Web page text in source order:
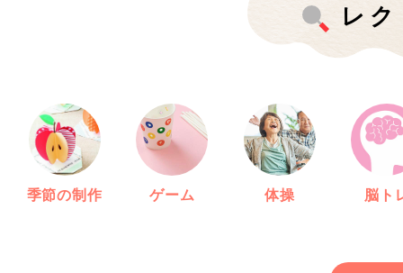
レ
季節の制作 ゲーム 体操 脳ト